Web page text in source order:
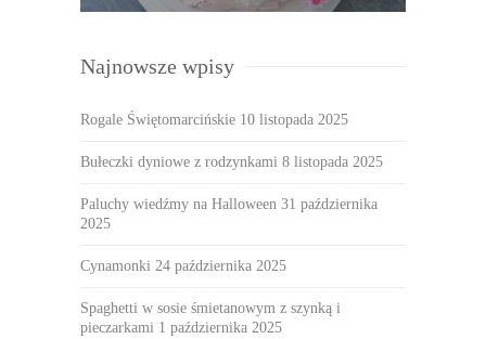
Najnowsze wpisy
Rogale Świętomarcińskie 10 listopada 2025
Bułeczki dyniowe z rodzynkami 8 listopada 2025
Paluchy wiedźmy na Halloween 31 października
2025
Cynamonki 24 października 2025
Spaghetti w sosie śmietanowym z szynką i
pieczarkami 1 października 2025